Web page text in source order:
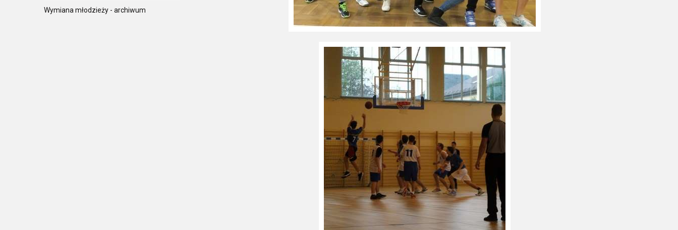
Wymiana młodzieży - archiwum